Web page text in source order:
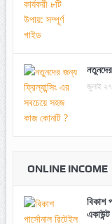
জুলাই
ONLINE INCOME
বিকাশ